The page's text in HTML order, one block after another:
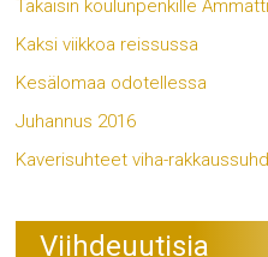
Takaisin koulunpenkille
Kaksi viikkoa reissussa
Kesälomaa odotellessa
Juhannus 2016
Kaverisuhteet viha-
Viihdeuutisia